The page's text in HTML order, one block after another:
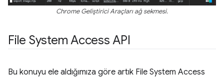
Chrome Geliştirici Araçları ağ sekmesi.
File System Access API
Bu konuyu ele aldığımıza göre artık File System Access